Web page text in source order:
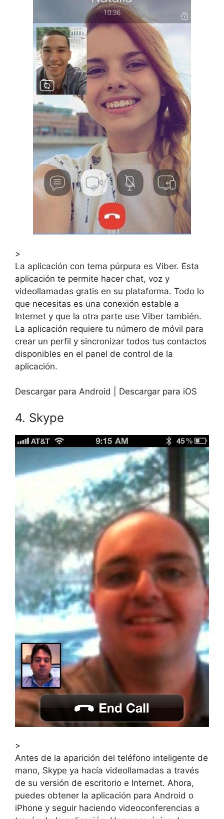
>
La aplicación con tema púrpura es Viber. Esta
aplicación te permite hacer chat, voz y
videollamadas gratis en su plataforma. Todo lo
que necesitas es una conexión estable a
Internet y que la otra parte use Viber también.
La aplicación requiere tu número de móvil para
crear un perfil y sincronizar todos tus contactos
disponibles en el panel de control de la
aplicación.
Descargar para Android | Descargar para iOS
4. Skype
>
Antes de la aparición del teléfono inteligente de
mano, Skype ya hacía videollamadas a través
de su versión de escritorio e Internet. Ahora,
puedes obtener la aplicación para Android o
iPhone y seguir haciendo videoconferencias a